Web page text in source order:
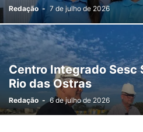
Redação - 7 de julho de 2026
Centro Integrado Sesc
Rio das Ostras
Redação - 6 de julho de 2026